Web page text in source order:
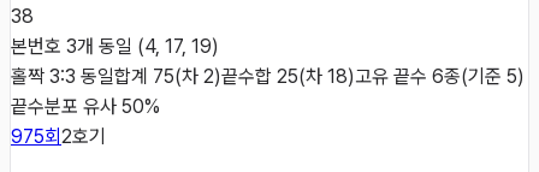
38
본번호 3개 동일 (4, 17, 19)
홀짝 3:3 동일합계 75(차 2)끝수합 25(차 18)고유 끝수 6종(기준 5)
끝수분포 유사 50%
975회2호기